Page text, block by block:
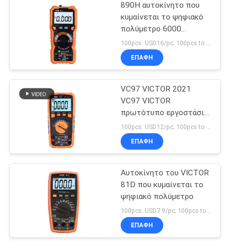
890H αυτοκίνητο που
κυμαίνεται το ψηφιακό
πολύμετρο 6000
αριθμήσεις
100pcs: USD16/pc; 100pcs to 500pcs: USD15/pc; 500pcs to 1000pcs: USD14.5; Above 3000pcs: USD14/pc MOQ:100PCS
ΕΠΑΦΉ
VC97 VICTOR 2021
VC97 VICTOR
πρωτότυπο εργοστάσιο
True RMS Auto Ranging
Digital Multimeter με
3999 LCD οθόνη NCV
ΕΠΑΦΉ
Αυτοκίνητο του VICTOR
81D που κυμαίνεται το
ψηφιακό πολύμετρο
ΕΠΑΦΉ